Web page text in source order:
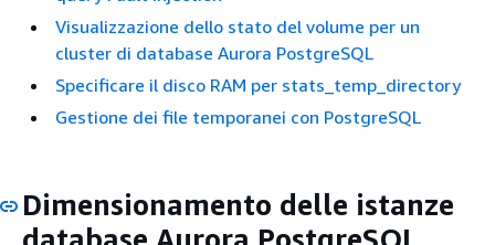
Visualizzazione dello stato del volume per un
cluster di database Aurora PostgreSQL
Specificare il disco RAM per stats_temp_directory
Gestione dei file temporanei con PostgreSQL
Dimensionamento delle istanze